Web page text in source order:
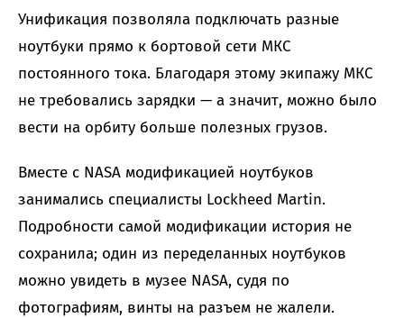
Унификация позволяла подключать разные
ноутбуки прямо к бортовой сети МКС
постоянного тока. Благодаря этому экипажу МКС
не требовались зарядки — а значит, можно было
вести на орбиту больше полезных грузов.
Вместе с NASA модификацией ноутбуков
занимались специалисты Lockheed Martin.
Подробности самой модификации история не
сохранила; один из переделанных ноутбуков
можно увидеть в музее NASA, судя по
фотографиям, винты на разъем не жалели.